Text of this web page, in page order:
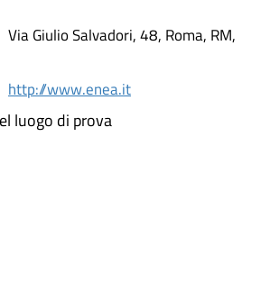
Via Giulio Salvadori, 48, Roma, RM,
http://www.enea.it
luogo di prova